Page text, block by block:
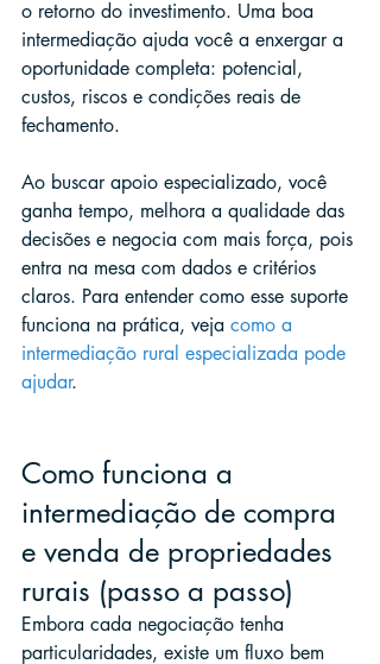
o retorno do investimento. Uma boa
intermediação ajuda você a enxergar a
oportunidade completa: potencial,
custos, riscos e condições reais de
fechamento.
Ao buscar apoio especializado, você
ganha tempo, melhora a qualidade das
decisões e negocia com mais força, pois
entra na mesa com dados e critérios
claros. Para entender como esse suporte
funciona na prática, veja como a
intermediação rural especializada pode
ajudar.
Como funciona a
intermediação de compra
e venda de propriedades
rurais (passo a passo)
Embora cada negociação tenha
particularidades, existe um fluxo bem